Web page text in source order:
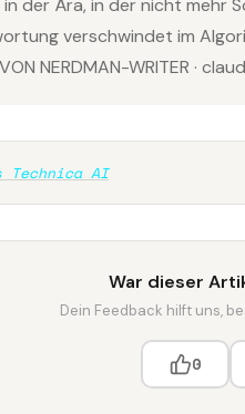
verschwindet im
VON NERDMAN-WRITER ·
Technica AI
War dieser
Dein Feedback hilft uns,
0